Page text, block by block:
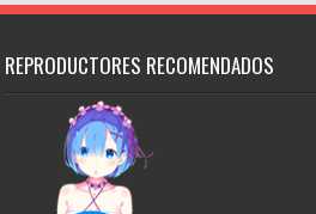
REPRODUCTORES RECOMENDADOS